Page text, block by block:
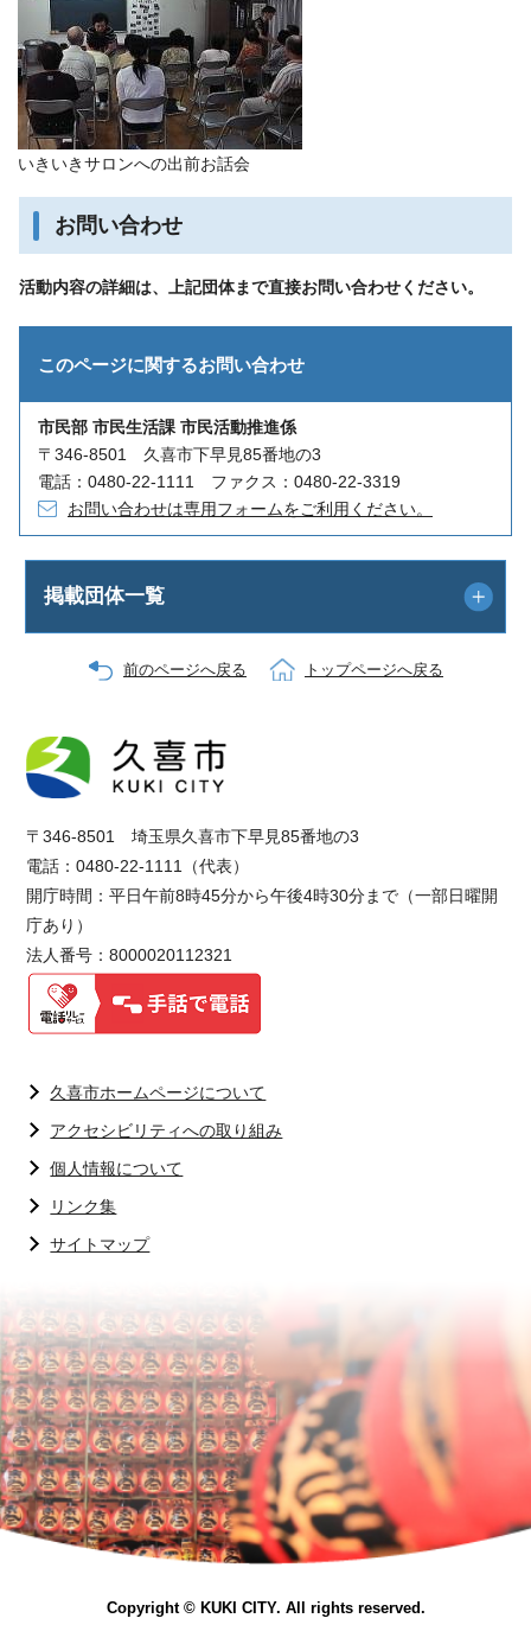
いきいきサロンへの出前お話会
お問い合わせ
活動内容の詳細は、上記団体まで直接お問い合わせください。
このページに関するお問い合わせ
市民部 市民生活課 市民活動推進係
〒346-8501 久喜市下早見85番地の3
電話：0480-22-1111 ファクス：0480-22-3319
お問い合わせは専用フォームをご利用ください。
掲載団体一覧
前のページへ戻る トップページへ戻る
〒346-8501 埼玉県久喜市下早見85番地の3
電話：0480-22-1111（代表）
開庁時間：平日午前8時45分から午後4時30分まで（一部日曜開
庁あり）
法人番号：8000020112321
久喜市ホームページについて
アクセシビリティへの取り組み
個人情報について
リンク集
サイトマップ
Copyright © KUKI CITY. All rights reserved.